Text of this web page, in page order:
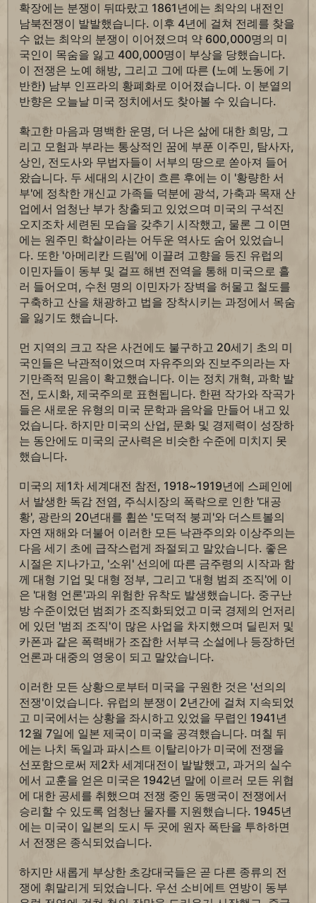
확장에는 분쟁이 뒤따랐고 1861년에는 최악의 내전인
남북전쟁이 발발했습니다. 이후 4년에 걸쳐 전례를 찾을
수 없는 최악의 분쟁이 이어졌으며 약 600,000명의 미
국인이 목숨을 잃고 400,000명이 부상을 당했습니다.
이 전쟁은 노예 해방, 그리고 그에 따른 (노예 노동에 기
반한) 남부 인프라의 황폐화로 이어졌습니다. 이 분열의
반향은 오늘날 미국 정치에서도 찾아볼 수 있습니다.
확고한 마음과 명백한 운명, 더 나은 삶에 대한 희망, 그
리고 모험과 부라는 통상적인 꿈에 부푼 이주민, 탐사자,
상인, 전도사와 무법자들이 서부의 땅으로 쏟아져 들어
왔습니다. 두 세대의 시간이 흐른 후에는 이 '황량한 서
부'에 정착한 개신교 가족들 덕분에 광석, 가축과 목재 산
업에서 엄청난 부가 창출되고 있었으며 미국의 구석진
오지조차 세련된 모습을 갖추기 시작했고, 물론 그 이면
에는 원주민 학살이라는 어두운 역사도 숨어 있었습니
다. 또한 '아메리칸 드림'에 이끌려 고향을 등진 유럽의
이민자들이 동부 및 걸프 해변 전역을 통해 미국으로 흘
러 들어오며, 수천 명의 이민자가 장벽을 허물고 철도를
구축하고 산을 채광하고 법을 장착시키는 과정에서 목숨
을 잃기도 했습니다.
먼 지역의 크고 작은 사건에도 불구하고 20세기 초의 미
국인들은 낙관적이었으며 자유주의와 진보주의라는 자
기만족적 믿음이 확고했습니다. 이는 정치 개혁, 과학 발
전, 도시화, 제국주의로 표현됩니다. 한편 작가와 작곡가
들은 새로운 유형의 미국 문학과 음악을 만들어 내고 있
었습니다. 하지만 미국의 산업, 문화 및 경제력이 성장하
는 동안에도 미국의 군사력은 비슷한 수준에 미치지 못
했습니다.
미국의 제1차 세계대전 참전, 1918~1919년에 스페인에
서 발생한 독감 전염, 주식시장의 폭락으로 인한 '대공
황', 광란의 20년대를 휩쓴 '도덕적 붕괴'와 더스트볼의
자연 재해와 더불어 이러한 모든 낙관주의와 이상주의는
다음 세기 초에 급작스럽게 좌절되고 말았습니다. 좋은
시절은 지나가고, '소위' 선의에 따른 금주령의 시작과 함
께 대형 기업 및 대형 정부, 그리고 '대형 범죄 조직'에 이
은 '대형 언론'과의 위험한 유착도 발생했습니다. 중구난
방 수준이었던 범죄가 조직화되었고 미국 경제의 언저리
에 있던 '범죄 조직'이 많은 사업을 차지했으며 딜린저 및
카폰과 같은 폭력배가 조잡한 서부극 소설에나 등장하던
언론과 대중의 영웅이 되고 말았습니다.
이러한 모든 상황으로부터 미국을 구원한 것은 '선의의
전쟁'이었습니다. 유럽의 분쟁이 2년간에 걸쳐 지속되었
고 미국에서는 상황을 좌시하고 있었을 무렵인 1941년
12월 7일에 일본 제국이 미국을 공격했습니다. 며칠 뒤
에는 나치 독일과 파시스트 이탈리아가 미국에 전쟁을
선포함으로써 제2차 세계대전이 발발했고, 과거의 실수
에서 교훈을 얻은 미국은 1942년 말에 이르러 모든 위협
에 대한 공세를 취했으며 전쟁 중인 동맹국이 전쟁에서
승리할 수 있도록 엄청난 물자를 지원했습니다. 1945년
에는 미국이 일본의 도시 두 곳에 원자 폭탄을 투하하면
서 전쟁은 종식되었습니다.
하지만 새롭게 부상한 초강대국들은 곧 다른 종류의 전
쟁에 휘말리게 되었습니다. 우선 소비에트 연방이 동부